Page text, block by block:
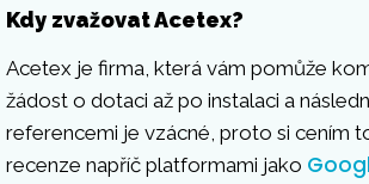
Kdy zvažovat Acetex?
Acetex je firma, která vám pomůže
žádost o dotaci až po instalaci a
referencemi je vzácné, proto si cením
recenze napříč platformami jako